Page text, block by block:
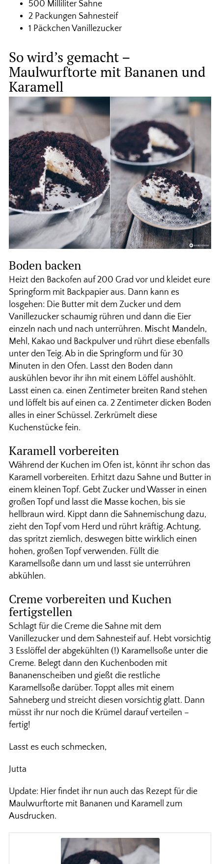
500 Milliliter Sahne
2 Packungen Sahnesteif
1 Päckchen Vanillezucker
So wird’s gemacht –
Maulwurftorte mit Bananen und
Karamell
Boden backen
Heizt den Backofen auf 200 Grad vor und kleidet eure
Springform mit Backpapier aus. Dann kann es
losgehen: Die Butter mit dem Zucker und dem
Vanillezucker schaumig rühren und dann die Eier
einzeln nach und nach unterrühren. Mischt Mandeln,
Mehl, Kakao und Backpulver und rührt diese ebenfalls
unter den Teig. Ab in die Springform und für 30
Minuten in den Ofen. Lasst den Boden dann
auskühlen bevor ihr ihn mit einem Löffel aushöhlt.
Lasst einen ca. einen Zentimeter breiten Rand stehen
und löffelt bis auf einen ca. 2 Zentimeter dicken Boden
alles in einer Schüssel. Zerkrümelt diese
Kuchenstücke fein.
Karamell vorbereiten
Während der Kuchen im Ofen ist, könnt ihr schon das
Karamell vorbereiten. Erhitzt dazu Sahne und Butter in
einem kleinen Topf. Gebt Zucker und Wasser in einen
großen Topf und lasst die Masse kochen, bis sie
hellbraun wird. Kippt dann die Sahnemischung dazu,
zieht den Topf vom Herd und rührt kräftig. Achtung,
das spritzt ziemlich, deswegen bitte wirklich einen
hohen, großen Topf verwenden. Füllt die
Karamellsoße dann um und lasst sie unterrühren
abkühlen.
Creme vorbereiten und Kuchen
fertigstellen
Schlagt für die Creme die Sahne mit dem
Vanillezucker und dem Sahnesteif auf. Hebt vorsichtig
3 Esslöffel der abgekühlten (!) Karamellsoße unter die
Creme. Belegt dann den Kuchenboden mit
Bananenscheiben und gießt die restliche
Karamellsoße darüber. Toppt alles mit einem
Sahneberg und streicht diesen vorsichtig glatt. Dann
müsst ihr nur noch die Krümel darauf verteilen –
fertig!
Lasst es euch schmecken,
Jutta
Update: Hier findet ihr nun auch das Rezept für die
Maulwurftorte mit Bananen und Karamell zum
Ausdrucken.